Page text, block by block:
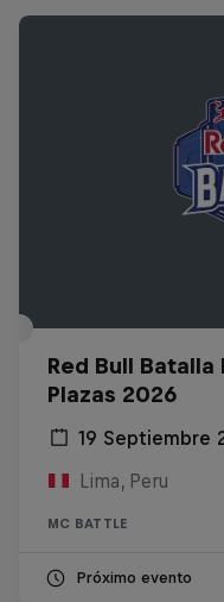
Red Bull Batalla
Plazas 2026
19 Septiembre
Lima, Peru
MC BATTLE
Próximo evento